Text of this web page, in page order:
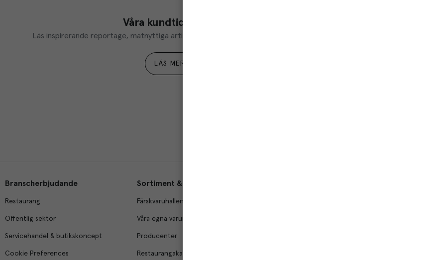
Våra kundtidningar
Läs inspirerande reportage, matnyttiga artiklar och ta del av aktuella kampanjer.
LÄS MER
Du som är Menigo-
Branscherbjudande
Restaurang
Offentlig sektor
Servicehandel & butikskoncept
Cookie Preferences
Sortiment & tjänster
Färskvaruhallen
Våra egna varumärken
Producenter
Restaurangakademien